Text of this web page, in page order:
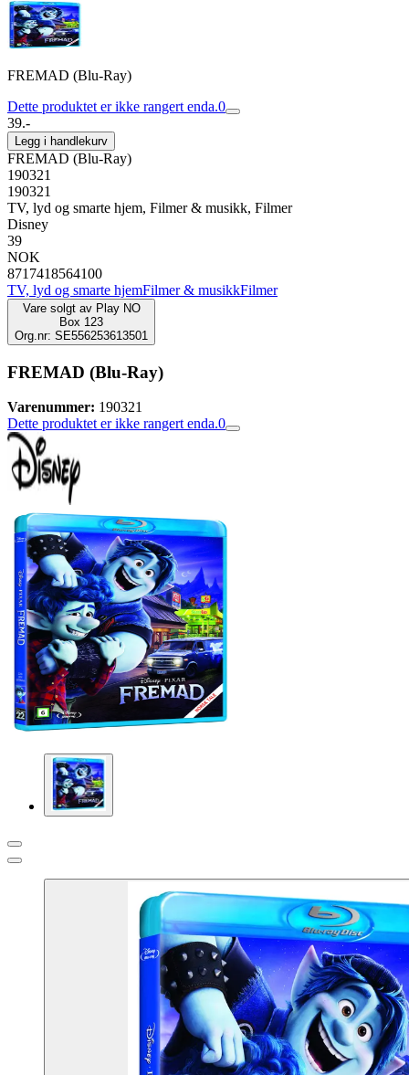
FREMAD (Blu-Ray)
Dette produktet er ikke rangert enda.0
39.-
Legg i handlekurv
FREMAD (Blu-Ray)
190321
190321
TV, lyd og smarte hjem, Filmer & musikk, Filmer
Disney
39
NOK
8717418564100
TV, lyd og smarte hjemFilmer & musikkFilmer
Vare solgt av Play NO
Box 123
Org.nr: SE556253613501
FREMAD (Blu-Ray)
Varenummer: 190321
Dette produktet er ikke rangert enda.0